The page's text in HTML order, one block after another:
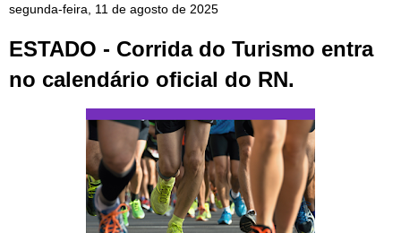
segunda-feira, 11 de agosto de 2025
ESTADO - Corrida do Turismo entra
no calendário oficial do RN.